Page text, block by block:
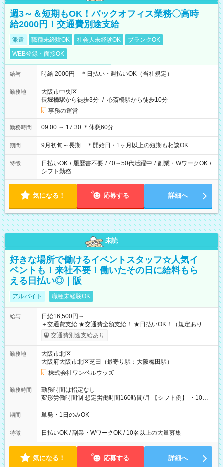
週3～＆短期もOK！バックオフィス業務〇高時
給2000円！交通費別途支給
派遣 職種未経験OK 社会人未経験OK
ブランクOK
WEB登録・面接OK
給与 時給 2000円 ＊日払い・週払いOK（当社規定）
勤務地
大阪市中央区
長堀橋駅から徒歩3分 / 心斎橋駅から徒歩10分
事務の運営
勤務時間 09:00 ～ 17:30 ＊休憩60分
期間 9月初旬～長期 ＊開始日・1ヶ月以上の短期も相談OK
特徴 日払いOK / 履歴書不要 / 40～50代活躍中 / 副業・WワークOK /
シフト勤務
気になる！ 応募する 詳細へ
未読
好きな場所で働けるイベントスタッフ☆人気イ
ベントも！来社不要！働いたその日に給料もら
える日払い◎｜阪
アルバイト 職種未経験OK
給与
日給16,500円～
＋交通費支給 ★交通費全額支給！ ★日払いOK！（規定あり） ┗
働いたその日に現金GET♪ お仕事後はコンビニATMから 日払
交通費別途支給あり
勤務地
大阪市北区
大阪府大阪市北区芝田（最寄り駅：大阪梅田駅）
株式会社ワンベルウッズ
勤務時間
勤務時間は指定なし
変形労働時間制 想定労働時間160時間/月 【シフト例】 ・10：
00～20：00
期間 単発・1日のみOK
特徴 日払いOK / 副業・WワークOK / 10名以上の大量募集
気になる！ 応募する 詳細へ